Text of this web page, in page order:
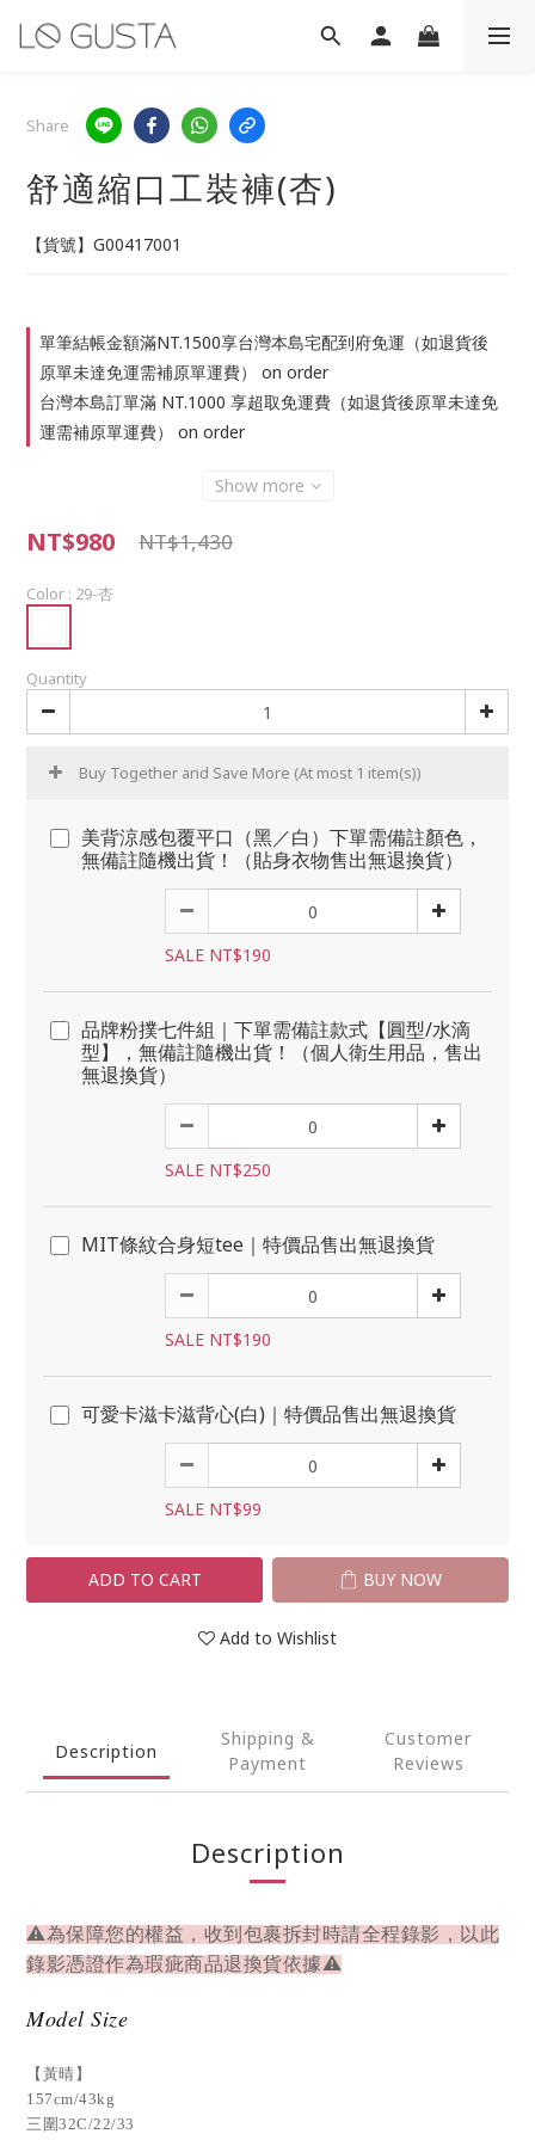
Share
舒適縮口工裝褲(杏)
【貨號】G00417001
單筆結帳金額滿NT.1500享台灣本島宅配到府免運（如退貨後
原單未達免運需補原單運費） on order
台灣本島訂單滿 NT.1000 享超取免運費（如退貨後原單未達免
運需補原單運費） on order
Show more
NT$980 NT$1,430
Color : 29-杏
Quantity
Buy Together and Save More (At most 1 item(s))
美背涼感包覆平口（黑／白）下單需備註顏色，
無備註隨機出貨！（貼身衣物售出無退換貨）
SALE NT$190
品牌粉撲七件組｜下單需備註款式【圓型/水滴
型】，無備註隨機出貨！（個人衛生用品，售出
無退換貨）
SALE NT$250
MIT條紋合身短tee｜特價品售出無退換貨
SALE NT$190
可愛卡滋卡滋背心(白)｜特價品售出無退換貨
SALE NT$99
ADD TO CART BUY NOW
Add to Wishlist
Description
Shipping &
Payment
Customer
Reviews
Description
⚠為保障您的權益，收到包裹拆封時請全程錄影，以此
錄影憑證作為瑕疵商品退換貨依據⚠
Model Size
【黃晴】
157cm/43kg
三圍32C/22/33